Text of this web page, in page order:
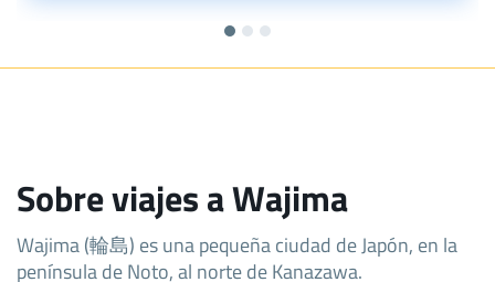
Sobre viajes a Wajima
Wajima (輪島) es una pequeña ciudad de Japón, en la
península de Noto, al norte de Kanazawa.